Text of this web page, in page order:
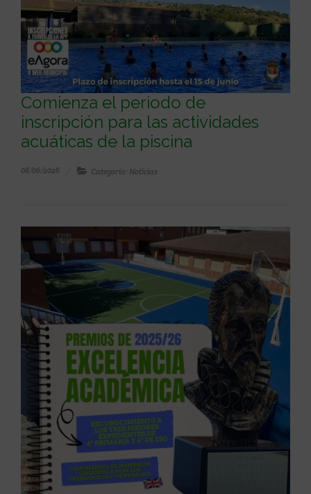
Comienza el periodo de
inscripción para las actividades
acuáticas de la piscina
08/06/2026 Categoría: Noticias